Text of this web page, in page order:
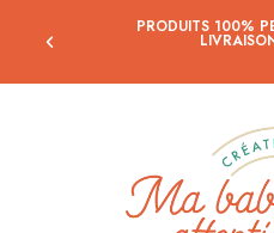
PRODUITS 100%